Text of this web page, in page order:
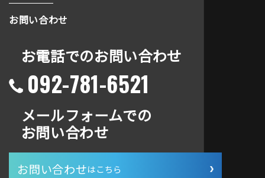
お問い合わせ
お電話でのお問い合わせ
092-781-6521
メールフォームでの
お問い合わせ
お問い合わせはこちら